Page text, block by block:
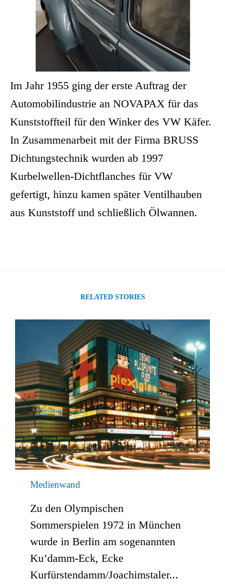
Im Jahr 1955 ging der erste Auftrag der
Automobilindustrie an NOVAPAX für das
Kunststoffteil für den Winker des VW Käfer.
In Zusammenarbeit mit der Firma BRUSS
Dichtungstechnik wurden ab 1997
Kurbelwellen-Dichtflanches für VW
gefertigt, hinzu kamen später Ventilhauben
aus Kunststoff und schließlich Ölwannen.
RELATED STORIES
Medienwand
Zu den Olympischen
Sommerspielen 1972 in München
wurde in Berlin am sogenannten
Ku’damm-Eck, Ecke
Kurfürstendamm/Joachimstaler...